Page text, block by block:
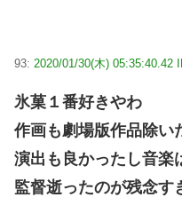
93: 2020/01/30(木) 05:35:40.42
氷菓１番好きやわ
作画も劇場版作品除い
演出も良かったし音楽
監督逝ったのが残念す